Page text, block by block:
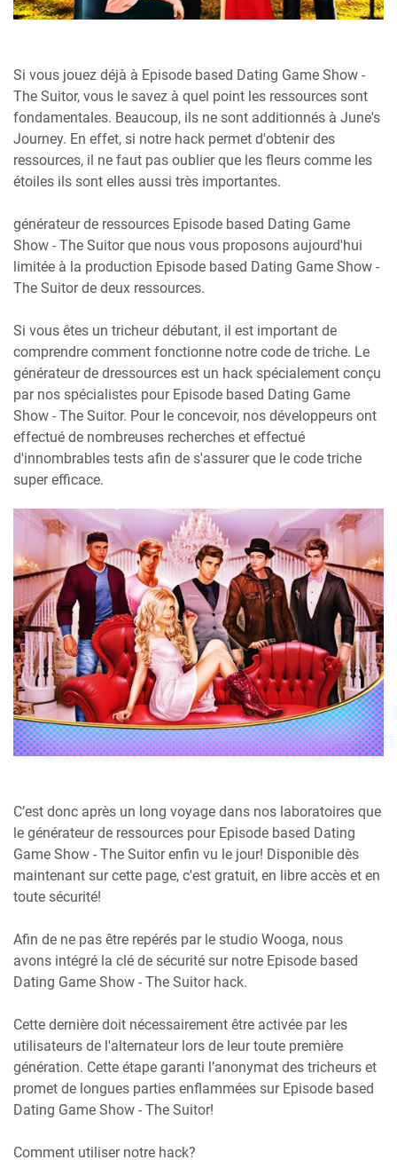
Si vous jouez déjà à Episode based Dating Game Show -
The Suitor, vous le savez à quel point les ressources sont
fondamentales. Beaucoup, ils ne sont additionnés à June's
Journey. En effet, si notre hack permet d'obtenir des
ressources, il ne faut pas oublier que les fleurs comme les
étoiles ils sont elles aussi très importantes.
générateur de ressources Episode based Dating Game
Show - The Suitor que nous vous proposons aujourd'hui
limitée à la production Episode based Dating Game Show -
The Suitor de deux ressources.
Si vous êtes un tricheur débutant, il est important de
comprendre comment fonctionne notre code de triche. Le
générateur de dressources est un hack spécialement conçu
par nos spécialistes pour Episode based Dating Game
Show - The Suitor. Pour le concevoir, nos développeurs ont
effectué de nombreuses recherches et effectué
d'innombrables tests afin de s'assurer que le code triche
super efficace.
C’est donc après un long voyage dans nos laboratoires que
le générateur de ressources pour Episode based Dating
Game Show - The Suitor enfin vu le jour! Disponible dès
maintenant sur cette page, c'est gratuit, en libre accès et en
toute sécurité!
Afin de ne pas être repérés par le studio Wooga, nous
avons intégré la clé de sécurité sur notre Episode based
Dating Game Show - The Suitor hack.
Cette dernière doit nécessairement être activée par les
utilisateurs de l'alternateur lors de leur toute première
génération. Cette étape garanti l’anonymat des tricheurs et
promet de longues parties enflammées sur Episode based
Dating Game Show - The Suitor!
Comment utiliser notre hack?